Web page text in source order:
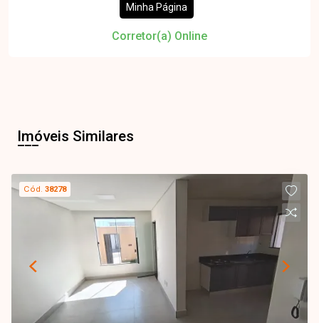
Minha Página
Corretor(a) Online
Imóveis Similares
Cód.38278